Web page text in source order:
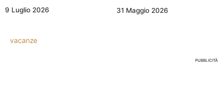
9 Luglio 2026 31 Maggio 2026
vacanze
PUBBLICITÀ